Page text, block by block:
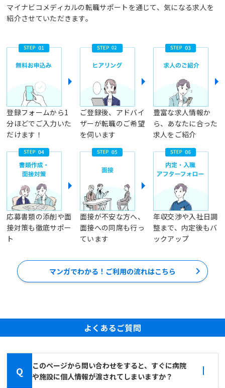
マイナビコメディカルの転職サポートを通じて、気になる求人を
紹介させていただきます。
登録フォームから1
分ほどでご入力いた
だけます！
ご登録後、アドバイ
ザーが転職のご希望
を伺います
豊富な求人情報か
ら、あなたに合った
求人をご紹介
応募書類の添削や面
接対策も徹底サポー
ト
面接が不安な方へ、
面接への同席も行っ
ています
年収交渉や入社日調
整まで、内定後もバ
ックアップ
マンガでわかる！ご利用の流れはこちら
よくあるご質問
Q
このページから問い合わせをすると、すぐに病院
や施設に個人情報が渡されてしまいますか？